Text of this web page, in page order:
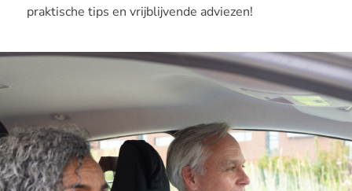
praktische tips en vrijblijvende adviezen!